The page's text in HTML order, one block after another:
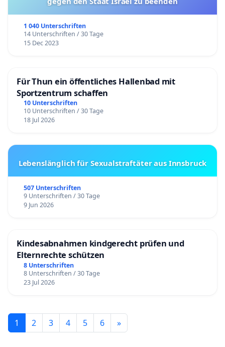
1 040 Unterschriften
14 Unterschriften / 30 Tage
15 Dec 2023
Für Thun ein öffentliches Hallenbad mit
Sportzentrum schaffen
10 Unterschriften
10 Unterschriften / 30 Tage
18 Jul 2026
Lebenslänglich für Sexualstraftäter aus Innsbruck
507 Unterschriften
9 Unterschriften / 30 Tage
9 Jun 2026
Kindesabnahmen kindgerecht prüfen und
Elternrechte schützen
8 Unterschriften
8 Unterschriften / 30 Tage
23 Jul 2026
1 2 3 4 5 6 »